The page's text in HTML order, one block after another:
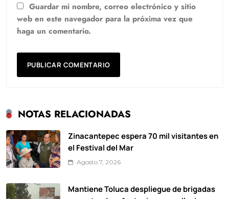
Guardar mi nombre, correo electrónico y sitio
web en este navegador para la próxima vez que
haga un comentario.
NOTAS RELACIONADAS
Zinacantepec espera 70 mil visitantes en
el Festival del Mar
Agosto 7, 2026
Mantiene Toluca despliegue de brigadas